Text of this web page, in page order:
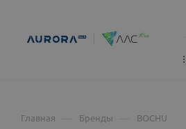
Главная Бренды BOCHU